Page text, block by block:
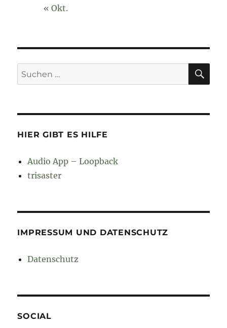
« Okt.
Suchen
nach:
HIER GIBT ES HILFE
Audio App – Loopback
trisaster
IMPRESSUM UND DATENSCHUTZ
Datenschutz
SOCIAL